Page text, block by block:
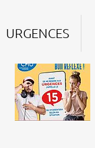
URGENCES